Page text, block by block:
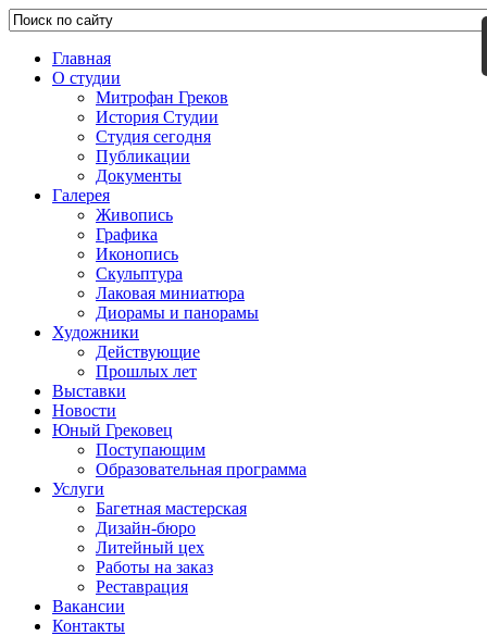
Главная
О студии
Митрофан Греков
История Студии
Студия сегодня
Публикации
Документы
Галерея
Живопись
Графика
Иконопись
Скульптура
Лаковая миниатюра
Диорамы и панорамы
Художники
Действующие
Прошлых лет
Выставки
Новости
Юный Грековец
Поступающим
Образовательная программа
Услуги
Багетная мастерская
Дизайн-бюро
Литейный цех
Работы на заказ
Реставрация
Вакансии
Контакты